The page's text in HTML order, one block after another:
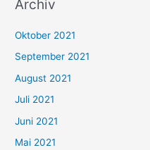
c
n
n
a
c
h
Archiv
Oktober 2021
September 2021
August 2021
Juli 2021
Juni 2021
Mai 2021